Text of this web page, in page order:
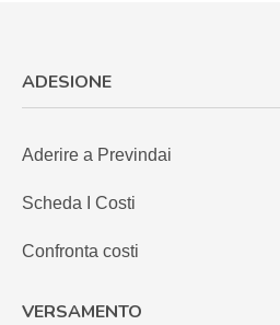
ADESIONE
Aderire a Previndai
Scheda I Costi
Confronta costi
VERSAMENTO